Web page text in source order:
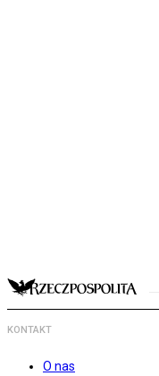
KONTAKT
O nas